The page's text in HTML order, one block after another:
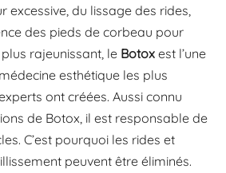
excessive, du lissage des rides,
des pieds de corbeau pour
rajeunissant, le Botox est l’une
esthétique les plus
ont créées. Aussi connu
de Botox, il est responsable de
C’est pourquoi les rides et
peuvent être éliminés.